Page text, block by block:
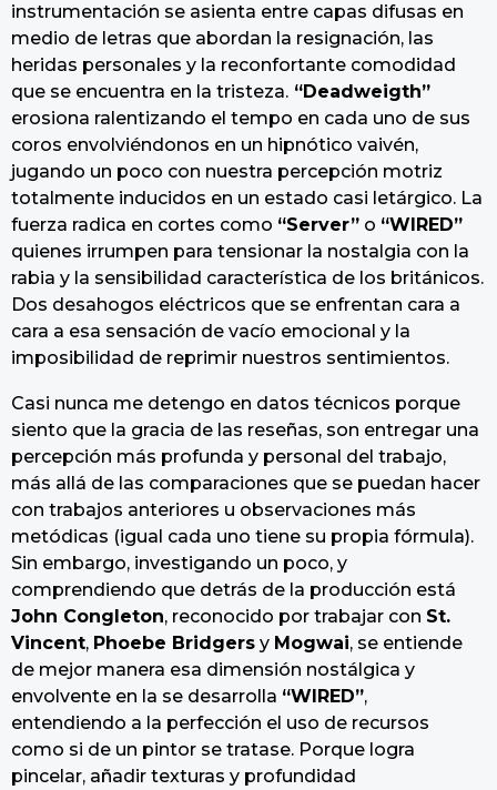
instrumentación se asienta entre capas difusas en
medio de letras que abordan la resignación, las
heridas personales y la reconfortante comodidad
que se encuentra en la tristeza. “Deadweigth”
erosiona ralentizando el tempo en cada uno de sus
coros envolviéndonos en un hipnótico vaivén,
jugando un poco con nuestra percepción motriz
totalmente inducidos en un estado casi letárgico. La
fuerza radica en cortes como “Server” o “WIRED”
quienes irrumpen para tensionar la nostalgia con la
rabia y la sensibilidad característica de los británicos.
Dos desahogos eléctricos que se enfrentan cara a
cara a esa sensación de vacío emocional y la
imposibilidad de reprimir nuestros sentimientos.
Casi nunca me detengo en datos técnicos porque
siento que la gracia de las reseñas, son entregar una
percepción más profunda y personal del trabajo,
más allá de las comparaciones que se puedan hacer
con trabajos anteriores u observaciones más
metódicas (igual cada uno tiene su propia fórmula).
Sin embargo, investigando un poco, y
comprendiendo que detrás de la producción está
John Congleton, reconocido por trabajar con St.
Vincent, Phoebe Bridgers y Mogwai, se entiende
de mejor manera esa dimensión nostálgica y
envolvente en la se desarrolla “WIRED”,
entendiendo a la perfección el uso de recursos
como si de un pintor se tratase. Porque logra
pincelar, añadir texturas y profundidad